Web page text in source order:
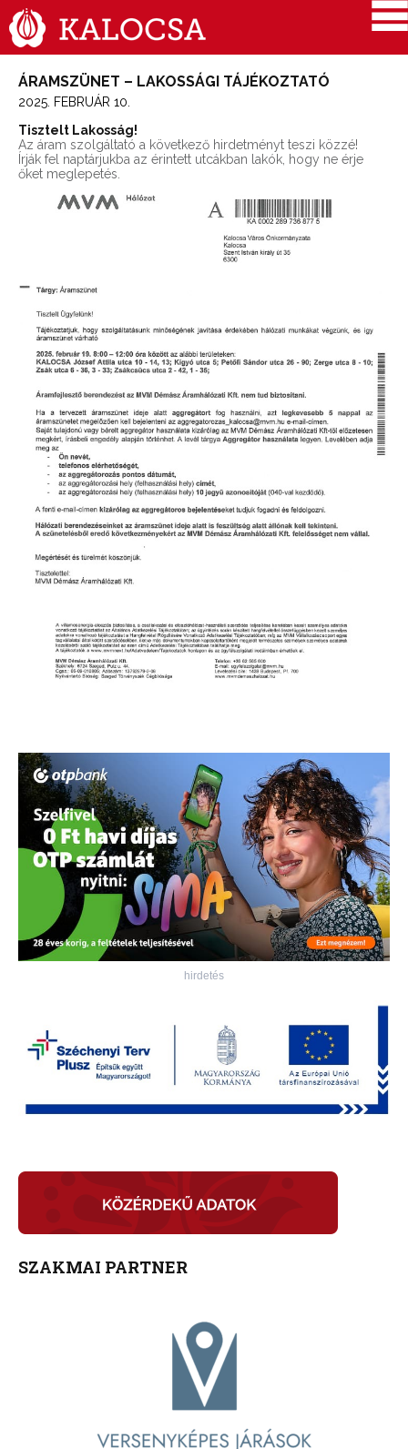
ÁRAMSZÜNET – LAKOSSÁGI TÁJÉKOZTATÓ
2025. FEBRUÁR 10.
Tisztelt Lakosság!
Az áram szolgáltató a következő hirdetményt teszi közzé!
Írják fel naptárjukba az érintett utcákban lakók, hogy ne érje
őket meglepetés.
hirdetés
SZAKMAI PARTNER